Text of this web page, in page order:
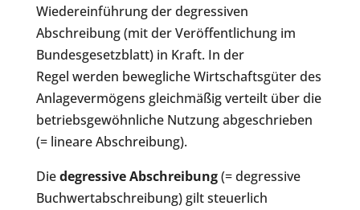
Wiedereinführung der degressiven
Abschreibung (mit der Veröffentlichung im
Bundesgesetzblatt) in Kraft. In der
Regel werden bewegliche Wirtschaftsgüter des
Anlagevermögens gleichmäßig verteilt über die
betriebsgewöhnliche Nutzung abgeschrieben
(= lineare Abschreibung).
Diedegressive Abschreibung(= degressive
Buchwertabschreibung) gilt steuerlich